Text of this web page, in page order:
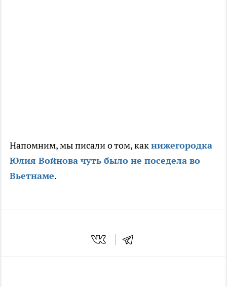
Напомним, мы писали о том, какнижегородка
Юлия Войнова чуть было не поседела во
Вьетнаме.